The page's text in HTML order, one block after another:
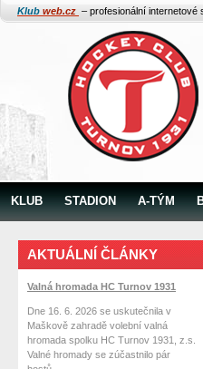
Klub web.cz – profesionální
KLUB STADION A-TÝM
AKTUÁLNÍ ČLÁNKY
Valná hromada HC Turnov 1931
Dne 16. 6. 2026 se uskutečnila v
Maškově zahradě volební valná
hromada spolku HC Turnov 1931, z.s.
Valné hromady se zúčastnilo pár